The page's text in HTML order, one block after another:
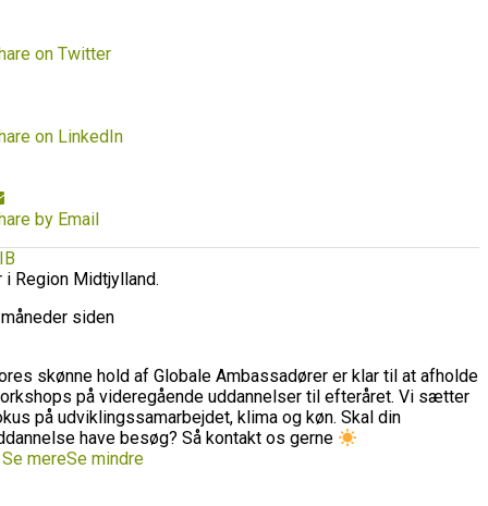
on Twitter
on LinkedIn
by Email
i Region Midtjylland.
siden
skønne hold af Globale Ambassadører er klar til at afholde
på videregående uddannelser til efteråret. Vi sætter
på udviklingssamarbejdet, klima og køn. Skal din
have besøg? Så kontakt os gerne
Se mereSe mindre